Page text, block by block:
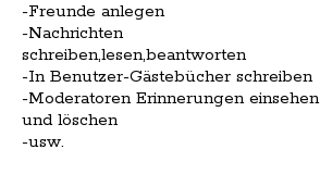
-Freunde anlegen
-Nachrichten
schreiben,lesen,beantworten
-In Benutzer-Gästebücher schreiben
-Moderatoren Erinnerungen einsehen
und löschen
-usw.